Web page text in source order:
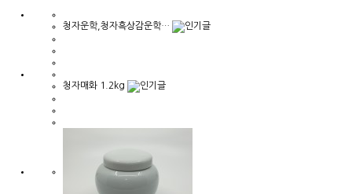
청자운학,청자흑상감운학…
청자매화 1.2kg